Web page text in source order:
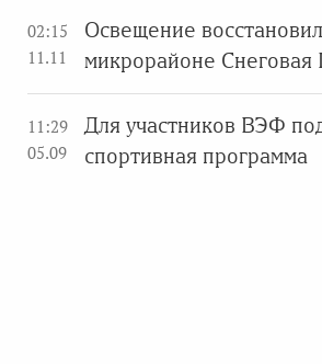
02:15
11.11
Освещение
микрорайоне Снеговая
11:29
05.09
Для участников ВЭФ
спортивная программа